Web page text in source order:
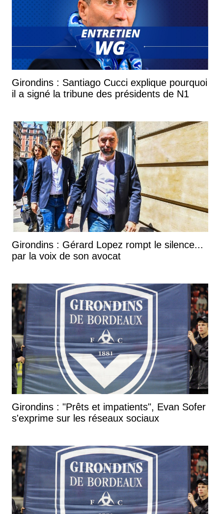
Girondins : Santiago Cucci explique pourquoi
il a signé la tribune des présidents de N1
Girondins : Gérard Lopez rompt le silence...
par la voix de son avocat
Girondins : "Prêts et impatients", Evan Sofer
s'exprime sur les réseaux sociaux